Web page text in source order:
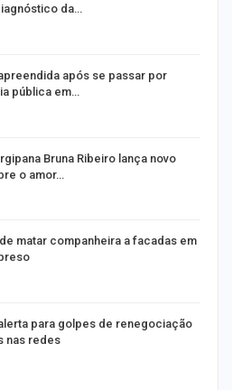
da…
após se passar por
pública em…
Bruna Ribeiro lança novo
o amor…
matar companheira a facadas em
para golpes de renegociação
nas redes